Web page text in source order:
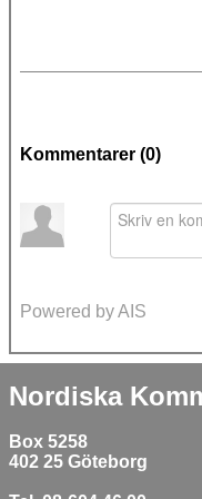
Kommentarer (0)
Powered by AIS
Nordiska
Box 5258
402 25 Göteborg